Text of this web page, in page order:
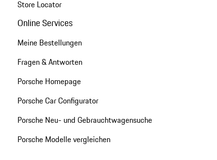
Store Locator
Online Services
Meine Bestellungen
Fragen & Antworten
Porsche Homepage
Porsche Car Configurator
Porsche Neu- und Gebrauchtwagensuche
Porsche Modelle vergleichen